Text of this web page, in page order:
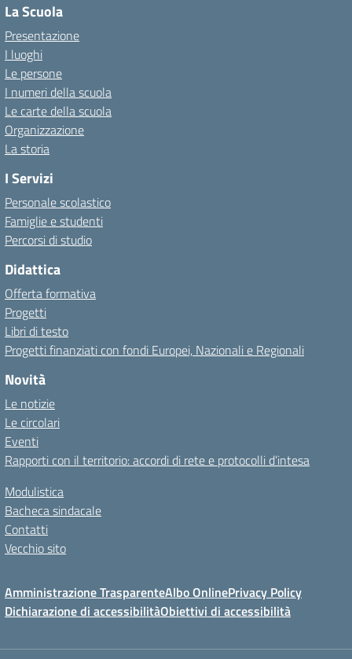
La Scuola
Presentazione
I luoghi
Le persone
I numeri della scuola
Le carte della scuola
Organizzazione
La storia
I Servizi
Personale scolastico
Famiglie e studenti
Percorsi di studio
Didattica
Offerta formativa
Progetti
Libri di testo
Progetti finanziati con fondi Europei, Nazionali e Regionali
Novità
Le notizie
Le circolari
Eventi
Rapporti con il territorio: accordi di rete e protocolli d’intesa
Modulistica
Bacheca sindacale
Contatti
Vecchio sito
Amministrazione TrasparenteAlbo OnlinePrivacy Policy
Dichiarazione di accessibilitàObiettivi di accessibilità